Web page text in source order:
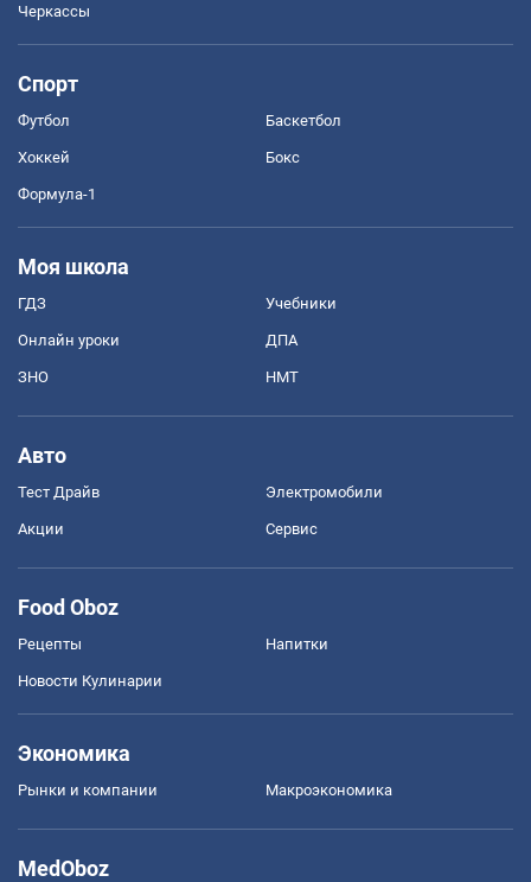
Черкассы
Спорт
Футбол Баскетбол
Хоккей Бокс
Формула-1
Моя школа
ГДЗ Учебники
Онлайн уроки ДПА
ЗНО НМТ
Авто
Тест Драйв Электромобили
Акции Сервис
Food Oboz
Рецепты Напитки
Новости Кулинарии
Экономика
Рынки и компании Mакроэкономика
MedOboz